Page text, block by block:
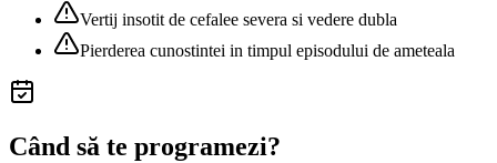
Vertij insotit de cefalee severa si vedere dubla
Pierderea cunostintei in timpul episodului de ameteala
Când să te programezi?